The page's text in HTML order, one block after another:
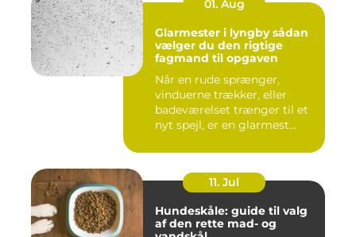
01. Aug
Glarmester i lyngby sådan
vælger du den rigtige
fagmand til opgaven
Når en rude sprænger,
vinduerne trækker, eller
badeværelset trænger til et
nyt spejl, er en glarmest...
11. Jul
Hundeskåle: guide til valg
af den rette mad- og